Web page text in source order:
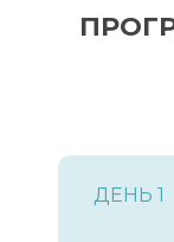
ДЕНЬ 1